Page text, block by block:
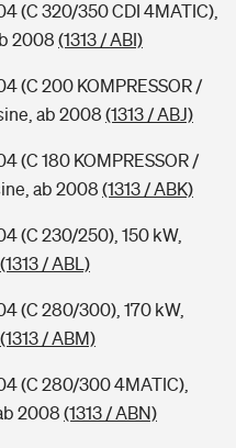
(C 320/350 CDI 4MATIC),
2008 (1313 / ABI)
(C 200 KOMPRESSOR /
ab 2008 (1313 / ABJ)
(C 180 KOMPRESSOR /
ab 2008 (1313 / ABK)
(C 230/250), 150 kW,
(1313 / ABL)
(C 280/300), 170 kW,
(1313 / ABM)
(C 280/300 4MATIC),
2008 (1313 / ABN)